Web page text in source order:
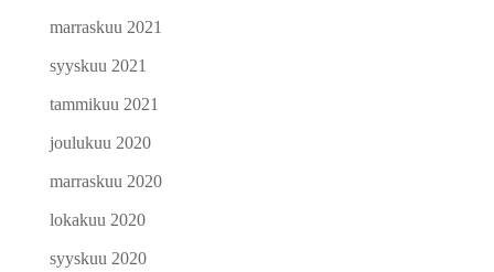
marraskuu 2021
syyskuu 2021
tammikuu 2021
joulukuu 2020
marraskuu 2020
lokakuu 2020
syyskuu 2020